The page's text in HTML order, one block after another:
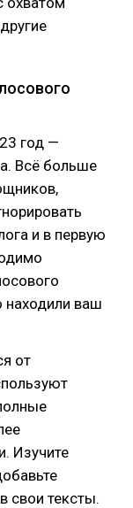
год —
Всё больше
и в первую
находили ваш
от
Изучите
свои тексты.